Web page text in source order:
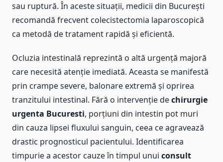
sau ruptură. În aceste situații, medicii din București
recomandă frecvent colecistectomia laparoscopică
ca metodă de tratament rapidă și eficientă.
Ocluzia intestinală reprezintă o altă urgență majoră
care necesită atenție imediată. Aceasta se manifestă
prin crampe severe, balonare extremă și oprirea
tranzitului intestinal. Fără o intervenție dechirurgie
urgenta Bucuresti, porțiuni din intestin pot muri
din cauza lipsei fluxului sanguin, ceea ce agravează
drastic prognosticul pacientului. Identificarea
timpurie a acestor cauze în timpul unui consult